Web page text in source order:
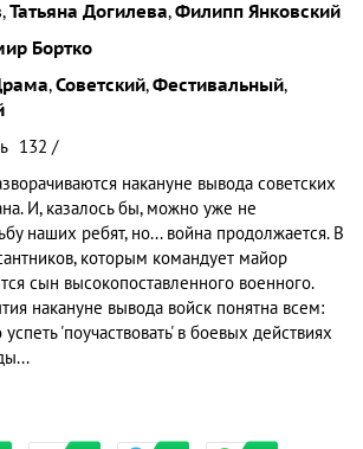
,Татьяна Догилева,Филипп Янковский
Бортко
,Советский,Фестивальный,
132 /
накануне вывода советских
И, казалось бы, можно уже не
наших ребят, но... война продолжается. В
которым командует майор
сын высокопоставленного военного.
накануне вывода войск понятна всем:
'поучаствовать' в боевых действиях